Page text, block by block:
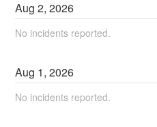
Aug2,2026
No incidents reported.
Aug 1,2026
No incidents reported.